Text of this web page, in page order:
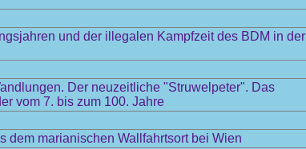
und der illegalen Kampfzeit des BDM in der
Der neuzeitliche "Struwelpeter". Das
vom 7. bis zum 100. Jahre
dem marianischen Wallfahrtsort bei Wien